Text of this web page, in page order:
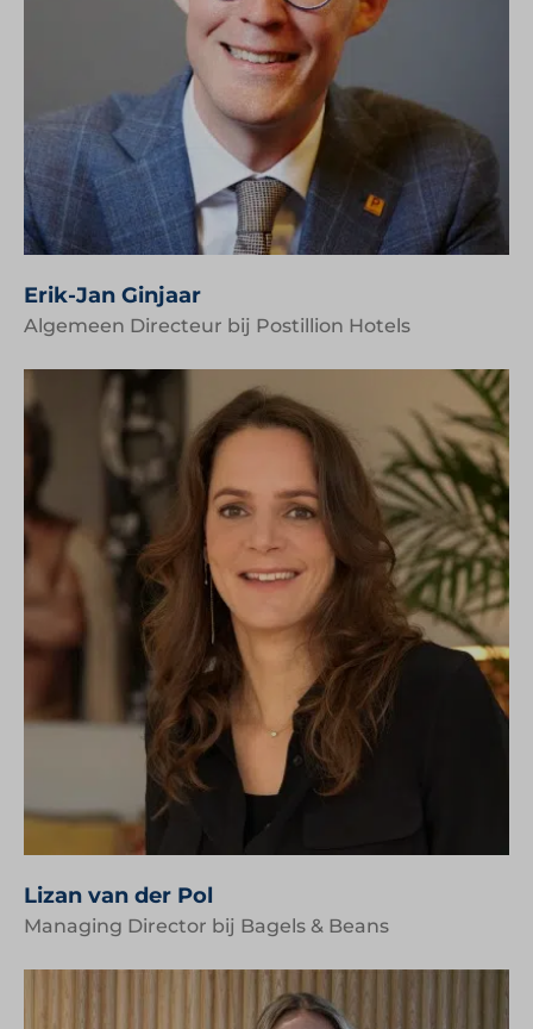
Erik-Jan Ginjaar
Algemeen Directeur bij Postillion Hotels
Lizan van der Pol
Managing Director bij Bagels & Beans